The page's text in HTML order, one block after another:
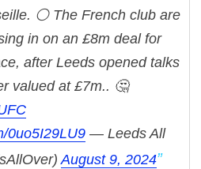
⚪️ The French club are
in on an £8m deal for
after Leeds opened talks
valued at £7m.. 🤔
0uo5I29LU9 — Leeds All
August 9, 2024